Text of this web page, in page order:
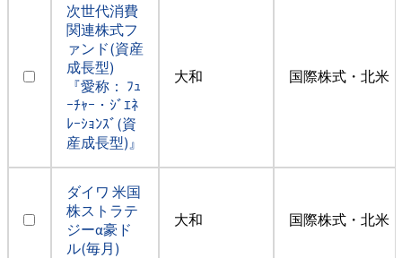
次世代消費
関連株式フ
ァンド(資産
成長型)
『愛称： ﾌｭ
ｰﾁｬｰ・ｼﾞｴﾈ
ﾚｰｼｮﾝｽﾞ(資
産成長型)』
大和 国際株式・北米
ダイワ 米国
株ストラテ
ジーα豪ド
ル(毎月)
大和 国際株式・北米